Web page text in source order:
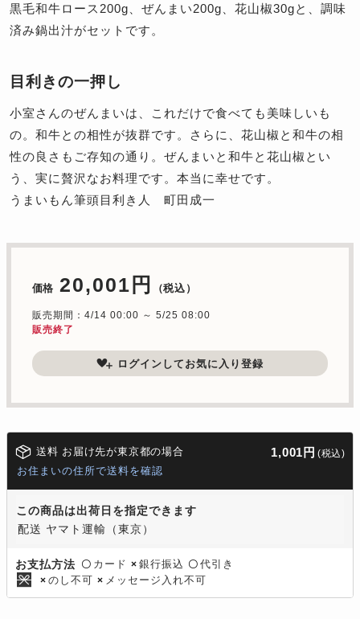
黒毛和牛ロース200g、ぜんまい200g、花山椒30gと、調味
済み鍋出汁がセットです。
目利きの一押し
小室さんのぜんまいは、これだけで食べても美味しいも
の。和牛との相性が抜群です。さらに、花山椒と和牛の相
性の良さもご存知の通り。ぜんまいと和牛と花山椒とい
う、実に贅沢なお料理です。本当に幸せです。
うまいもん筆頭目利き人 町田成一
価格 20,001円 （税込）
販売期間：4/14 00:00 ～ 5/25 08:00
販売終了
ログインしてお気に入り登録
送料 お届け先が東京都の場合 1,001円 (税込)
お住まいの住所で送料を確認
この商品は出荷日を指定できます
配送 ヤマト運輸（東京）
お支払方法 〇 カード × 銀行振込 〇 代引き
× のし不可 × メッセージ入れ不可